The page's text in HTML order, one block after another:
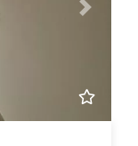
Next